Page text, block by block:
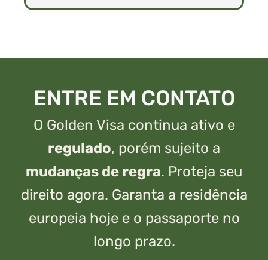
ENTRE EM CONTATO
O Golden Visa continua ativo e
regulado, porém sujeito a
mudanças de regra. Proteja seu
direito agora. Garanta a residência
europeia hoje e o passaporte no
longo prazo.